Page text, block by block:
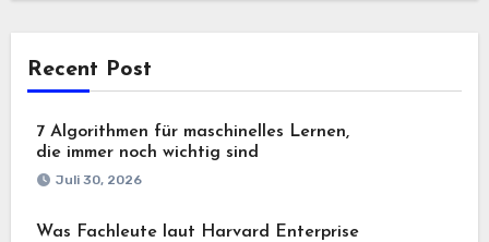
Recent Post
7 Algorithmen für maschinelles Lernen,
die immer noch wichtig sind
Juli 30, 2026
Was Fachleute laut Harvard Enterprise